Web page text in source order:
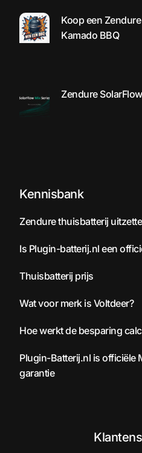
Koop een
Kamado BBQ
Zendure
Kennisbank
Zendure thuisbatterij
Is Plugin-batterij.nl een
Thuisbatterij prijs
Wat voor merk is Voltdeer?
Hoe werkt de besparing
Plugin-Batterij.nl is officiële
garantie